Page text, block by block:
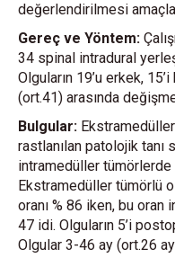
değerlendirilmesi
Gereç ve Yöntem:
34 spinal intradural
Olguların 19’u erkek,
(ort.41) arasında
Bulgular:
rastlanılan patolojik tanı
intramedüller
Ekstramedüller tümörlü
oranı % 86 iken, bu oran
47 idi. Olguların 5’i
Olgular 3-46 ay (ort.26